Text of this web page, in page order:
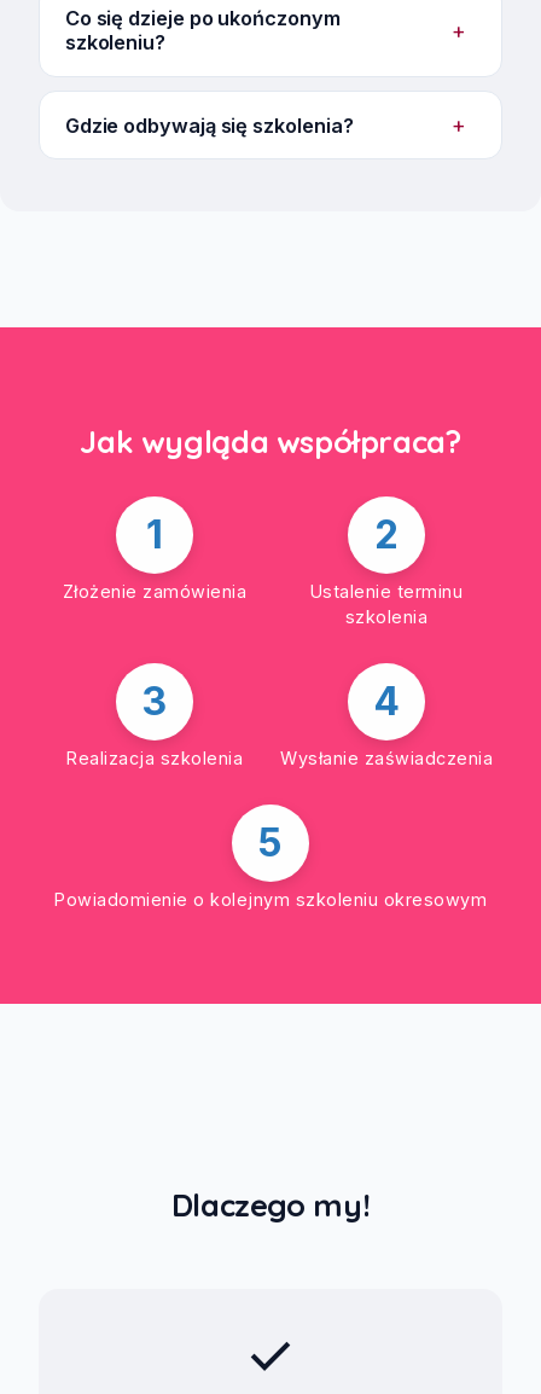
Co się dzieje po ukończonym
szkoleniu?
+
Gdzie odbywają się szkolenia? +
Jak wygląda współpraca?
1
Złożenie zamówienia
2
Ustalenie terminu
szkolenia
3
Realizacja szkolenia
4
Wysłanie zaświadczenia
5
Powiadomienie o kolejnym szkoleniu okresowym
Dlaczego my!
check